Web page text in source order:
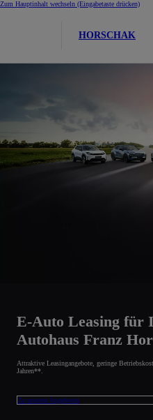
Zum Hauptinhalt wechseln (Eingabetaste drücken)
HORSCHAK
E-Auto Leasing für
Autohaus Franz
Attraktive Leasingangebote, geringe
Jahren**.
Zu unseren Angeboten